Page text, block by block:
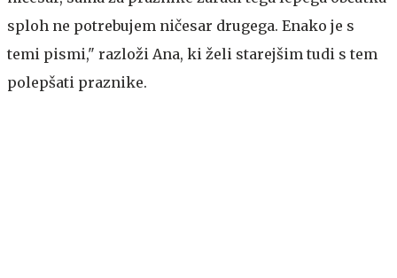
sploh ne potrebujem ničesar drugega. Enako je s
temi pismi," razloži Ana, ki želi starejšim tudi s tem
polepšati praznike.